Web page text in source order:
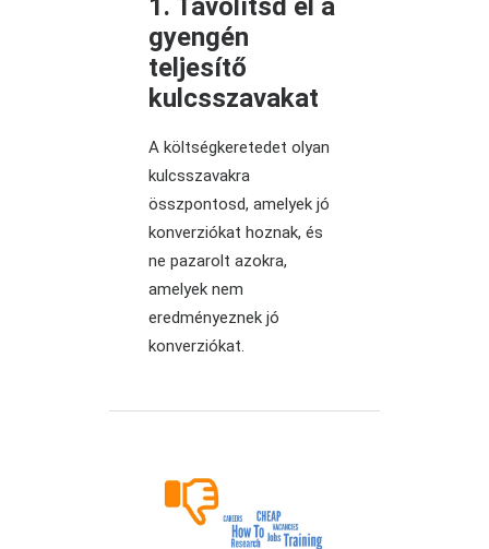
1. Távolítsd el a
gyengén
teljesítő
kulcsszavakat
A költségkeretedet olyan
kulcsszavakra
összpontosd, amelyek jó
konverziókat hoznak, és
ne pazarolt azokra,
amelyek nem
eredményeznek jó
konverziókat.